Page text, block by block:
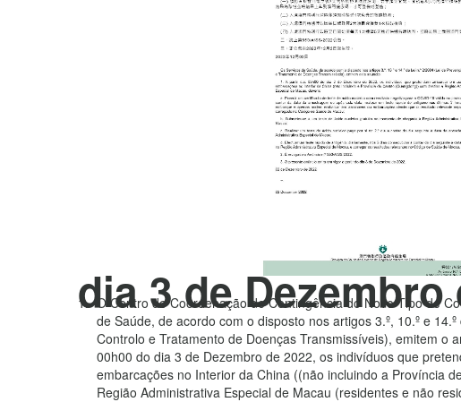
no Interior da
incluindo a
Cantão
destino a Região
Administrativa
Macau, a partir das
dia 3 de Dezembro
O Centro de Coordenação de Contingência do Novo Tipo de
de Saúde, de acordo com o disposto nos artigos 3.º, 10.º e
Controlo e Tratamento de Doenças Transmissíveis), emitem o
00h00 do dia 3 de Dezembro de 2022, os indivíduos que
embarcações no Interior da China ((não incluindo a Província
Região Administrativa Especial de Macau (residentes e não